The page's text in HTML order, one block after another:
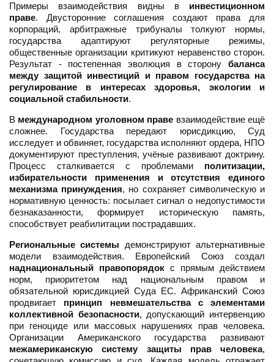
Примеры взаимодействия видны в инвестиционном
праве. Двусторонние соглашения создают права для
корпораций, арбитражные трибуналы толкуют нормы,
государства адаптируют регуляторные режимы,
общественные организации критикуют неравенство сторон.
Результат - постепенная эволюция в сторону баланса
между защитой инвестиций и правом государства на
регулирование в интересах здоровья, экологии и
социальной стабильности.
В международном уголовном праве взаимодействие ещё
сложнее. Государства передают юрисдикцию, Суд
исследует и обвиняет, государства исполняют ордера, НПО
документируют преступления, учёные развивают доктрину.
Процесс сталкивается с проблемами политизации,
избирательности применения и отсутствия единого
механизма принуждения, но сохраняет символическую и
нормативную ценность: посылает сигнал о недопустимости
безнаказанности, формирует историческую память,
способствует реабилитации пострадавших.
Региональные системы демонстрируют альтернативные
модели взаимодействия. Европейский Союз создал
наднациональный правопорядок с прямым действием
норм, приоритетом над национальным правом и
обязательной юрисдикцией Суда ЕС. Африканский Союз
продвигает принцип невмешательства с элементами
коллективной безопасности, допускающий интервенцию
при геноциде или массовых нарушениях прав человека.
Организации Американского государства развивают
межамериканскую систему защиты прав человека,